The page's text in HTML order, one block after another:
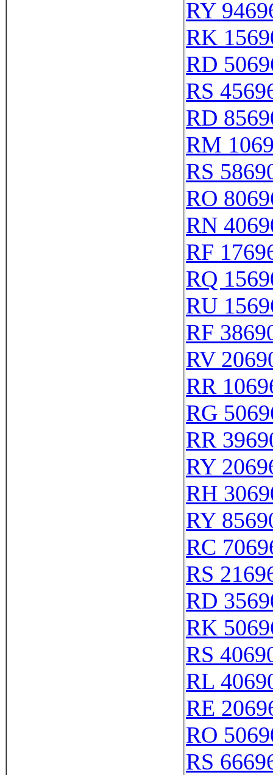
RY
RK
RD
RS
RD
RM
RS
RO
RN
RF
RQ
RU
RF
RV
RR
RG
RR
RY
RH
RY
RC
RS
RD
RK
RS
RL
RE
RO
RS